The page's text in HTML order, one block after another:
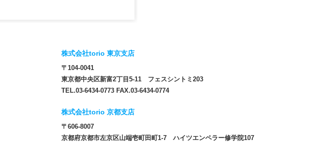
株式会社torio 東京支店
〒104-0041
東京都中央区新富2丁目5-11 フェスシントミ203
TEL.03-6434-0773 FAX.03-6434-0774
株式会社torio 京都支店
〒606-8007
京都府京都市左京区山端壱町田町1-7 ハイツエンペラー修学院107